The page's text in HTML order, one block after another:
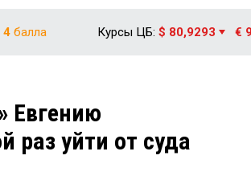
4 балла Курсы ЦБ: $ 80,9293 €
Евгению
раз уйти от суда